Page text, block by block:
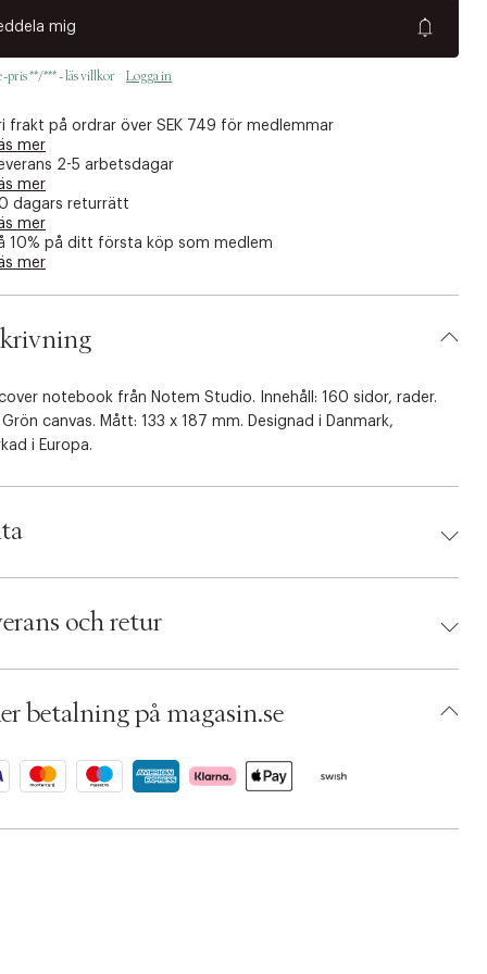
mig
pris **/*** - läs villkor Logga in
frakt på ordrar över SEK 749 för medlemmar
mer
2-5 arbetsdagar
mer
dagars returrätt
mer
10% på ditt första köp som medlem
mer
notebook från Notem Studio. Innehåll: 160 sidor, rader.
Grön canvas. Mått: 133 x 187 mm. Designad i Danmark,
i Europa.
5713990000527och retur
betalning på magasin.se